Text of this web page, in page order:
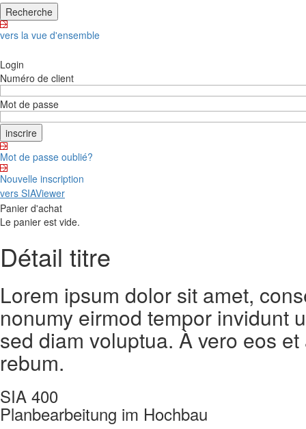
vers la vue d'ensemble
Login
Numéro de client
Mot de passe
Mot de passe oublié?
Nouvelle inscription
vers SIAViewer
Panier d'achat
Le panier est vide.
Détail titre
Lorem ipsum dolor sit amet,
nonumy eirmod tempor invidunt
sed diam voluptua. À vero eos
rebum.
SIA 400
Planbearbeitung im Hochbau